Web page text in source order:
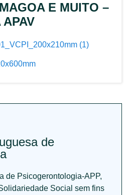
E MUITO –
APAV
(1)
de
de Psicogerontologia-APP,
Social sem fins